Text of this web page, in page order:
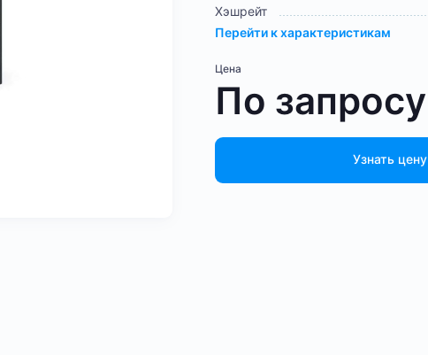
Хэшрейт
Перейти к характеристикам
Цена
По запросу
Узнать цену